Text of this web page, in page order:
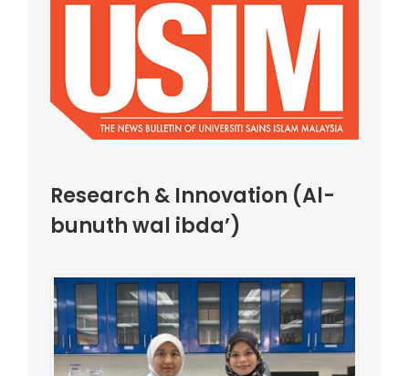
Research & Innovation (Al-
bunuth wal ibda’)